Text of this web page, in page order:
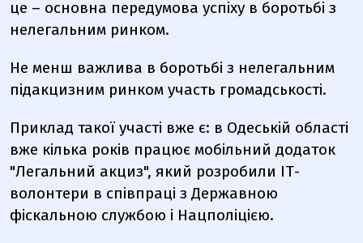
це – основна передумова успіху в боротьбі з
нелегальним ринком.
Не менш важлива в боротьбі з нелегальним
підакцизним ринком участь громадськості.
Приклад такої участі вже є: в Одеській області
вже кілька років працює мобільний додаток
"Легальний акциз", який розробили ІТ-
волонтери в співпраці з Державною
фіскальною службою і Нацполіцією.